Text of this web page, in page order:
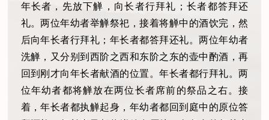
年长者，先放下觯，向长者行拜礼；长者都答拜还
礼。两位年幼者举觯祭祀，接着将觯中的酒饮完，然
后向年长者行拜礼；年长者都答拜还礼。两位年幼者
洗觯，又分别到西阶之西和东阶之东的壶中酌酒，再
回到刚才向年长者献酒的位置。年长者都行拜礼。两
位年幼者都将觯放在两位长者席前的祭品之右。接
着，年长者都执觯起身，年幼者都回到庭中的原位答